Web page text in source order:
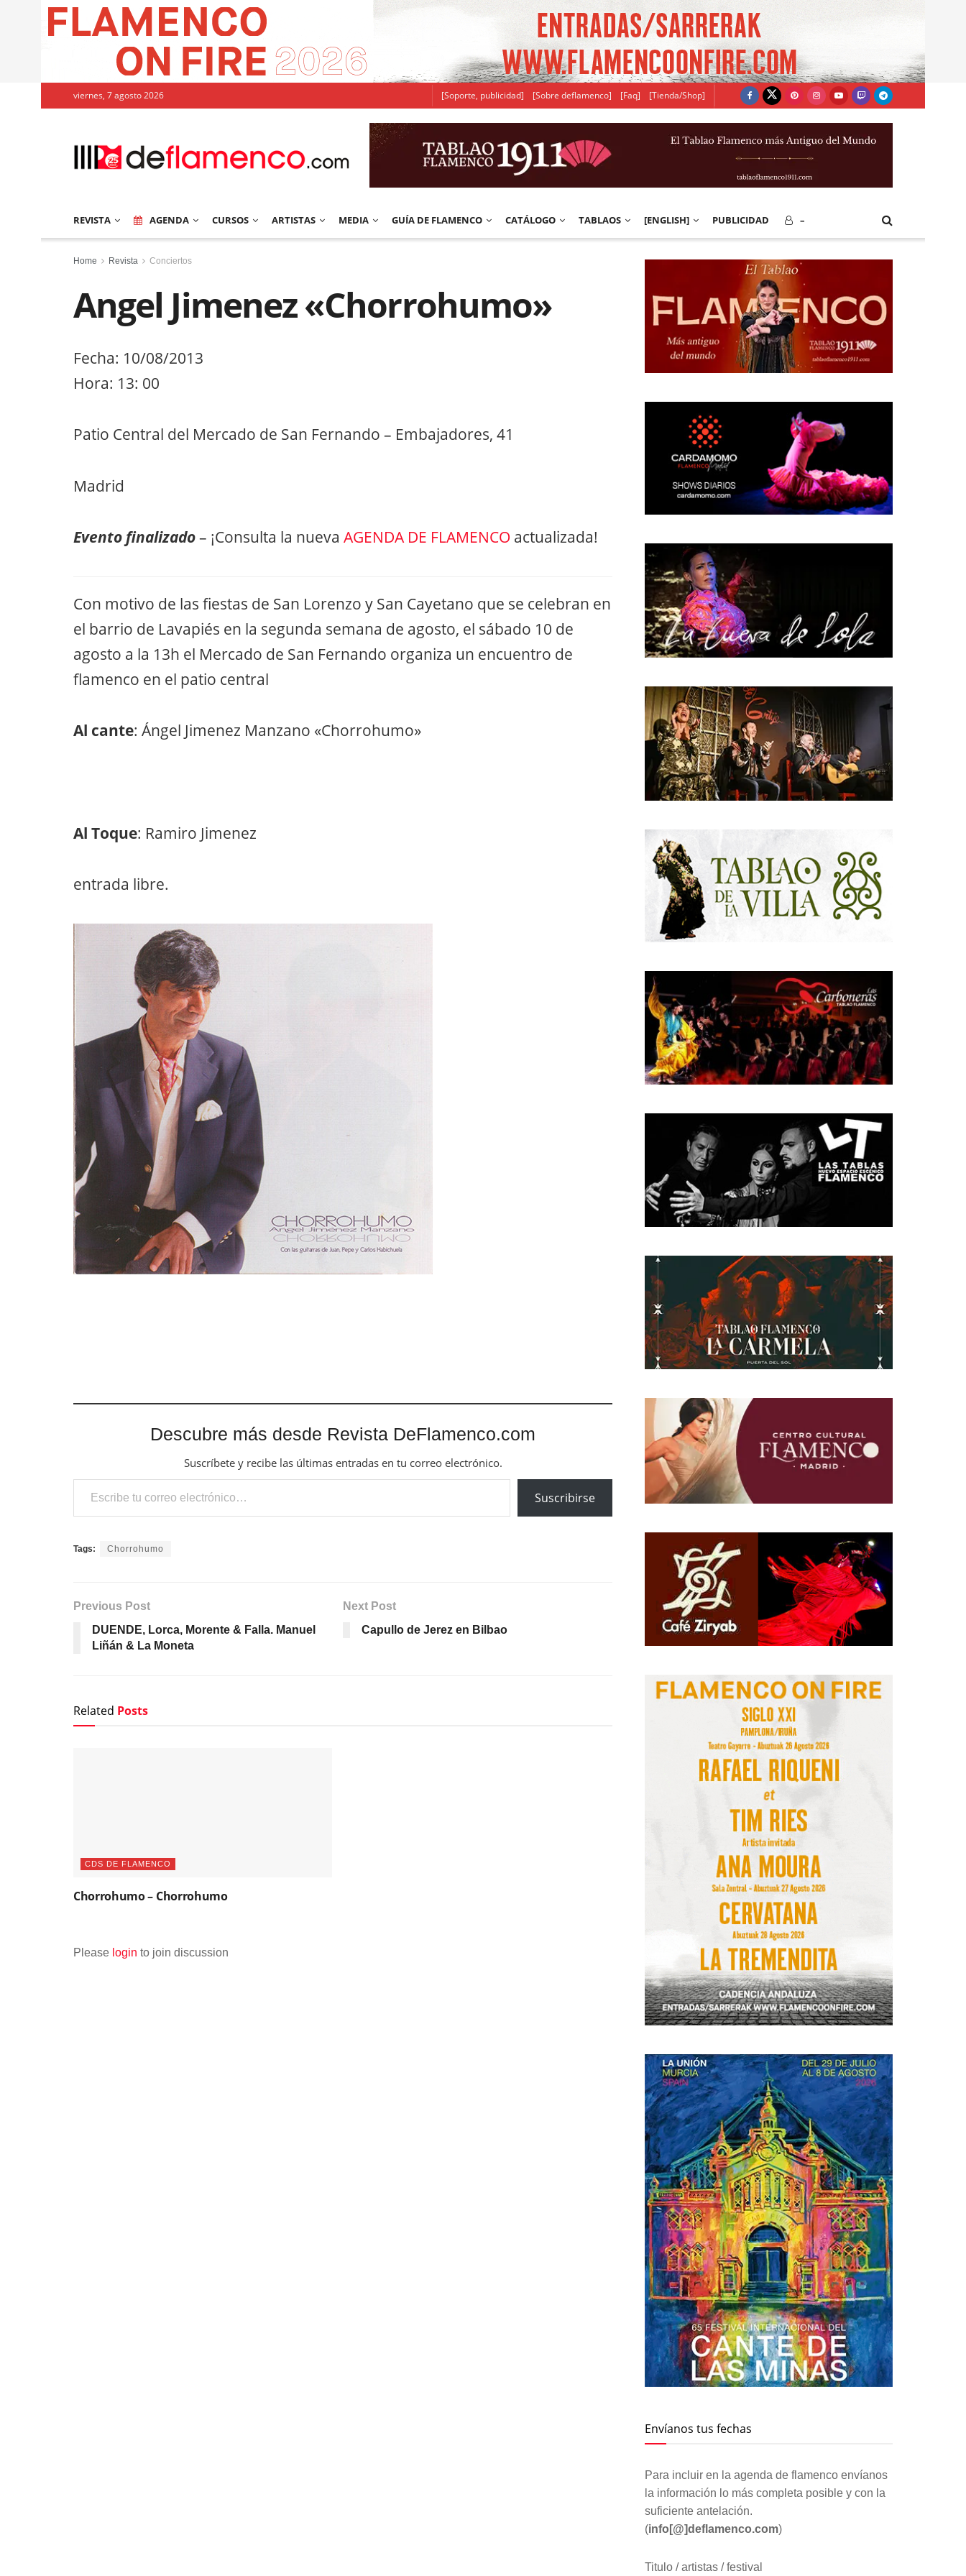
viernes, 7 agosto 2026 [Soporte, publicidad] [Sobre deflamenco] [Faq] [Tienda/Shop]
REVISTA AGENDA CURSOS ARTISTAS MEDIA GUÍA DE FLAMENCO CATÁLOGO TABLAOS [ENGLISH] PUBLICIDAD –
Home Revista Conciertos
Angel Jimenez «Chorrohumo»
Fecha: 10/08/2013
Hora: 13: 00
Patio Central del Mercado de San Fernando – Embajadores, 41
Madrid
Evento finalizado– ¡Consulta la nueva AGENDA DE FLAMENCO actualizada!
Con motivo de las fiestas de San Lorenzo y San Cayetano que se celebran en
el barrio de Lavapiés en la segunda semana de agosto, el sábado 10 de
agosto a la 13h el Mercado de San Fernando organiza un encuentro de
flamenco en el patio central
Al cante: Ángel Jimenez Manzano «Chorrohumo»
Al Toque: Ramiro Jimenez
entrada libre.
Descubre más desde Revista DeFlamenco.com
Suscríbete y recibe las últimas entradas en tu correo electrónico.
Escribe tu correo electrónico…
Suscribirse
Tags: Chorrohumo
Previous Post
DUENDE, Lorca, Morente & Falla. Manuel
Liñán & La Moneta
Next Post
Capullo de Jerez en Bilbao
Related Posts
CDS DE FLAMENCO
Chorrohumo – Chorrohumo
Please login to join discussion
Envíanos tus fechas
Para incluir en la agenda de flamenco envíanos
la información lo más completa posible y con la
suficiente antelación.
(info[@]deflamenco.com)
Titulo / artistas / festival